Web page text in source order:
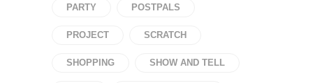
PARTY POSTPALS
PROJECT SCRATCH
SHOPPING SHOW AND TELL